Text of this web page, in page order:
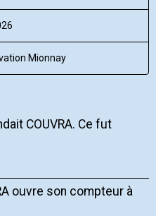
Mionnay
COUVRA. Ce fut
ouvre son compteur à